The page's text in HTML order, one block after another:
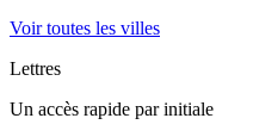
Voir toutes les villes
Lettres
Un accès rapide par initiale